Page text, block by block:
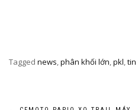
Tagged news,phân khối lớn,pkl,tin